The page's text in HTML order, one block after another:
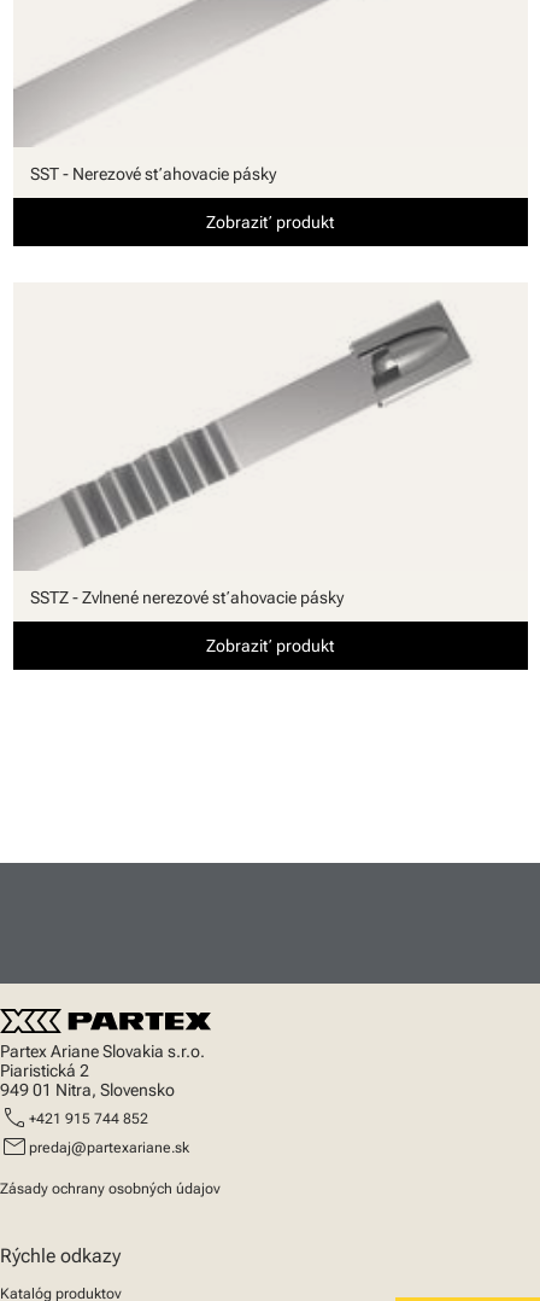
SST - Nerezové sťahovacie pásky
Zobraziť produkt
SSTZ - Zvlnené nerezové sťahovacie pásky
Zobraziť produkt
Partex Ariane Slovakia s.r.o.
Piaristická 2
949 01 Nitra, Slovensko
call +421 915 744 852
mail predaj@partexariane.sk
Zásady ochrany osobných údajov
Rýchle odkazy
Katalóg produktov